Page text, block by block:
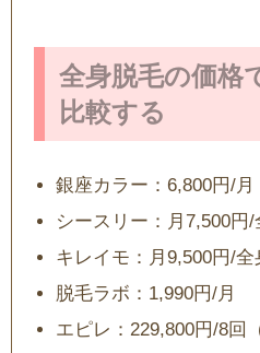
全身脱毛の価格
比較する
銀座カラー：6,800円/月
シースリー：月7,500円/
キレイモ：月9,500円/全
脱毛ラボ：1,990円/月
エピレ：229,800円/8回